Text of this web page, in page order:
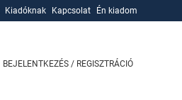
Kiadóknak
Kapcsolat Én kiadom
BEJELENTKEZÉS / REGISZTRÁCIÓ